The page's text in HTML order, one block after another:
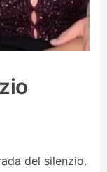
del silenzio.